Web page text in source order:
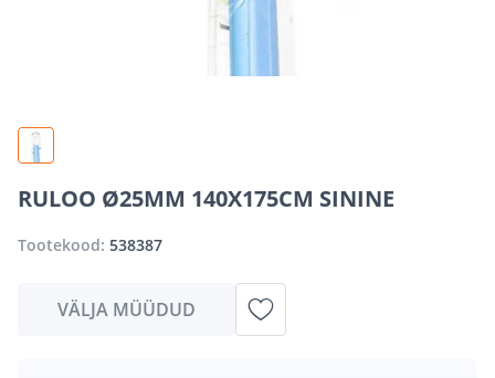
RULOO Ø25MM 140X175CM SININE
Tootekood: 538387
VÄLJA MÜÜDUD